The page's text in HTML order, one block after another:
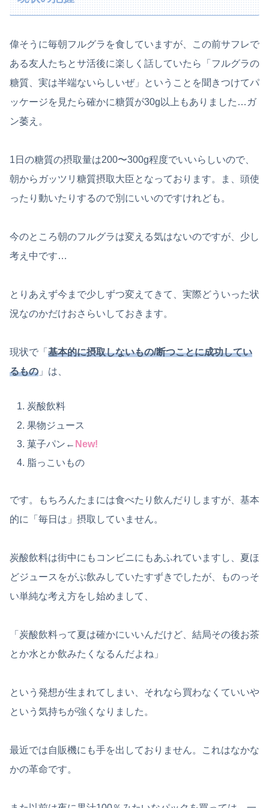
偉そうに毎朝フルグラを食していますが、この前サフレで
ある友人たちとサ活後に楽しく話していたら「フルグラの
糖質、実は半端ないらしいぜ」ということを聞きつけてパ
ッケージを見たら確かに糖質が30g以上もありました…ガ
ン萎え。
1日の糖質の摂取量は200〜300g程度でいいらしいので、
朝からガッツリ糖質摂取大臣となっております。ま、頭使
ったり動いたりするので別にいいのですけれども。
今のところ朝のフルグラは変える気はないのですが、少し
考え中です…
とりあえず今まで少しずつ変えてきて、実際どういった状
況なのかだけおさらいしておきます。
現状で「 基本的に摂取しないもの/断つことに成功してい
るもの 」は、
炭酸飲料
果物ジュース
菓子パン← New!
脂っこいもの
です。もちろんたまには食べたり飲んだりしますが、基本
的に「毎日は」摂取していません。
炭酸飲料は街中にもコンビニにもあふれていますし、夏ほ
どジュースをがぶ飲みしていたすずきでしたが、ものっそ
い単純な考え方をし始めまして、
「炭酸飲料って夏は確かにいいんだけど、結局その後お茶
とか水とか飲みたくなるんだよね」
という発想が生まれてしまい、それなら買わなくていいや
という気持ちが強くなりました。
最近では自販機にも手を出しておりません。これはなかな
かの革命です。